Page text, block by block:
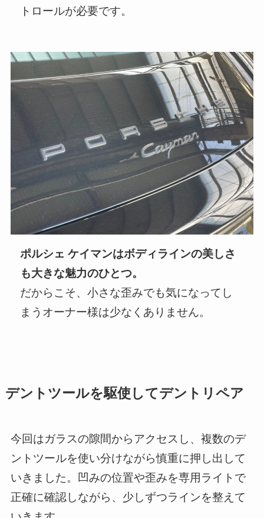
トロールが必要です。
ポルシェ ケイマンはボディラインの美しさ
も大きな魅力のひとつ。
だからこそ、小さな歪みでも気になってし
まうオーナー様は少なくありません。
デントツールを駆使してデントリペア
今回はガラスの隙間からアクセスし、複数のデ
ントツールを使い分けながら慎重に押し出して
いきました。凹みの位置や歪みを専用ライトで
正確に確認しながら、少しずつラインを整えて